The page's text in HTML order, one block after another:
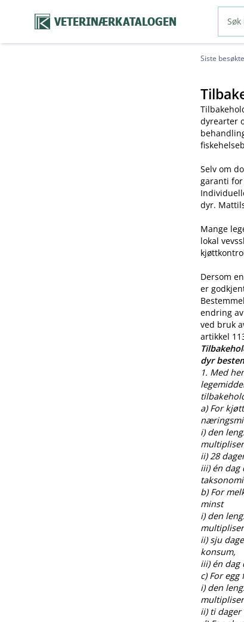
VETERINÆRKATALOGEN
Siste
dyrearter
Selv om
garanti
dyr.
Mange
lokal
Dersom
er
endring
ved bruk
artikkel
dyr
1. Med
a) For
i) den
ii) 28
iii) én dag
b) For
minst
i) den
ii) sju
konsum,
iii) én dag
c) For
i) den
ii) ti